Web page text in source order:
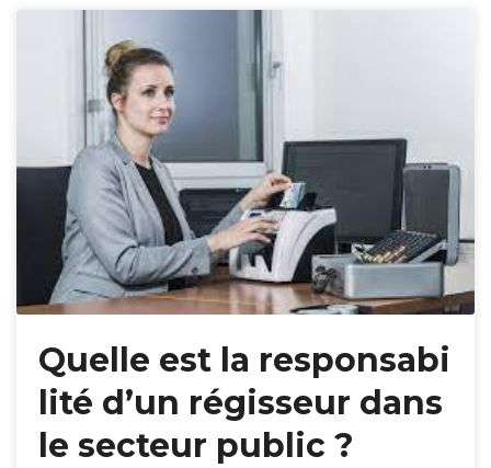
Quelle est la responsabi
lité d’un régisseur dans
le secteur public ?